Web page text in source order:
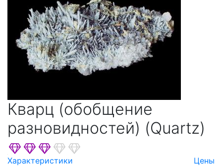
Кварц (обобщение
разновидностей) (Quartz)
Характеристики Цены